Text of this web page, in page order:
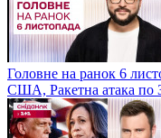
Головне на ранок 6
США, Ракетна атака по